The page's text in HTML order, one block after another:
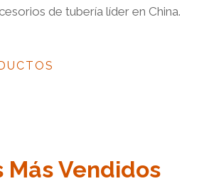
de tubería líder en China.
Más Vendidos